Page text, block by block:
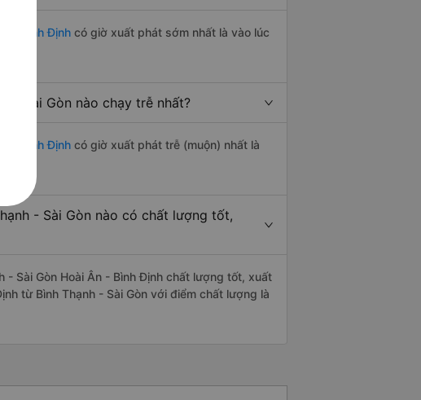
- Bình Định có giờ xuất phát sớm nhất là vào lúc
- Sài Gòn nào chạy trễ nhất?
- Bình Định có giờ xuất phát trễ (muộn) nhất là
- Sài Gòn nào có chất lượng tốt,
- Sài Gòn Hoài Ân - Bình Định chất lượng tốt, xuất
từ Bình Thạnh - Sài Gòn với điểm chất lượng là